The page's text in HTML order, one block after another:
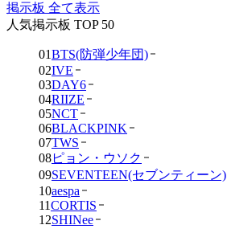
掲示板 全て表示
人気掲示板 TOP 50
01BTS(防弾少年団)
02IVE
03DAY6
04RIIZE
05NCT
06BLACKPINK
07TWS
08ピョン・ウソク
09SEVENTEEN(セブンティーン)
10aespa
11CORTIS
12SHINee